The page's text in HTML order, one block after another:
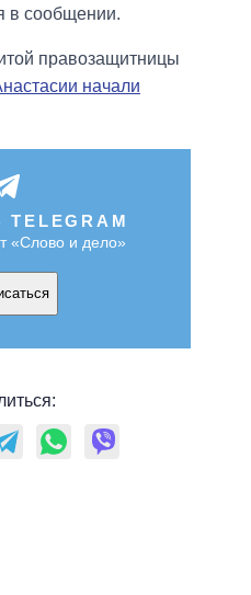
в сообщении.
правозащитницы
начали
«Слово и дело»